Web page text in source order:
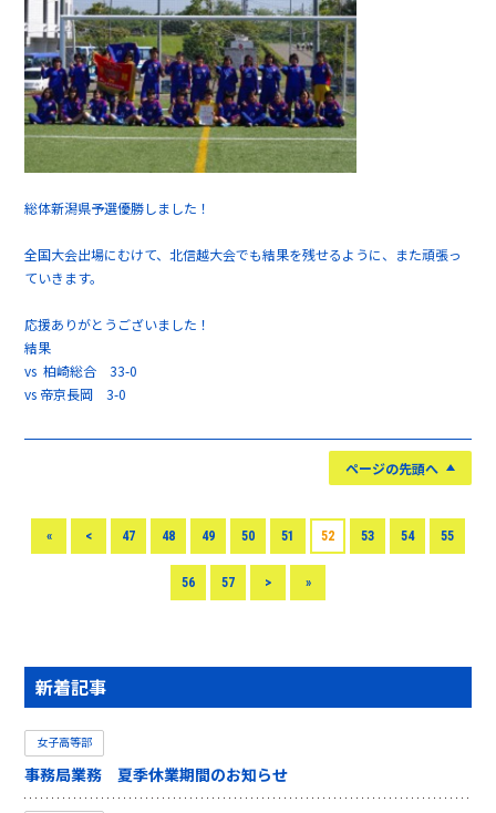
総体新潟県予選優勝しました！
全国大会出場にむけて、北信越大会でも結果を残せるように、また頑張っ
ていきます。
応援ありがとうございました！
結果
vs 柏崎総合 33-0
vs 帝京長岡 3-0
ページの先頭へ
« < 47 48 49 50 51 52 53 54 55
56 57 > »
新着記事
女子高等部
事務局業務 夏季休業期間のお知らせ